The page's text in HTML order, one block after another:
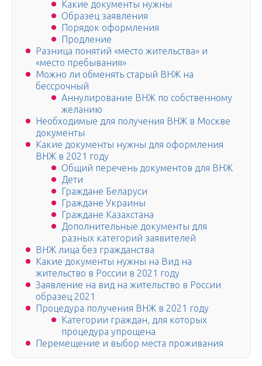
Какие документы нужны
Образец заявления
Порядок оформления
Продление
Разница понятий «место жительства» и
«место пребывания»
Можно ли обменять старый ВНЖ на
бессрочный
Аннулирование ВНЖ по собственному
желанию
Необходимые для получения ВНЖ в Москве
документы
Какие документы нужны для оформления
ВНЖ в 2021 году
Общий перечень документов для ВНЖ
Дети
Граждане Беларуси
Граждане Украины
Граждане Казахстана
Дополнительные документы для
разных категорий заявителей
ВНЖ лица без гражданства
Какие документы нужны на Вид на
жительство в России в 2021 году
Заявление на вид на жительство в России
образец 2021
Процедура получения ВНЖ в 2021 году
Категории граждан, для которых
процедура упрощена
Перемещение и выбор места проживания